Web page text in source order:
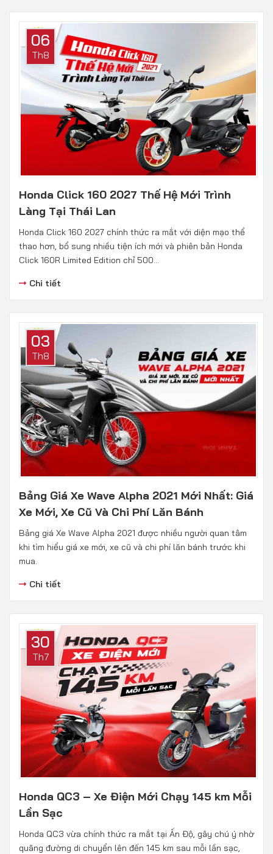
06
Th8
Honda Click 160 2027 Thế Hệ Mới Trình
Làng Tại Thái Lan
Honda Click 160 2027 chính thức ra mắt với diện mạo thể
thao hơn, bổ sung nhiều tiện ích mới và phiên bản Honda
Click 160R Limited Edition chỉ 500...
Chi tiết
03
Th8
Bảng Giá Xe Wave Alpha 2021 Mới Nhất: Giá
Xe Mới, Xe Cũ Và Chi Phí Lăn Bánh
Bảng giá Xe Wave Alpha 2021 được nhiều người quan tâm
khi tìm hiểu giá xe mới, xe cũ và chi phí lăn bánh trước khi
mua.
Chi tiết
30
Th7
Honda QC3 – Xe Điện Mới Chạy 145 km Mỗi
Lần Sạc
Honda QC3 vừa chính thức ra mắt tại Ấn Độ, gây chú ý nhờ
quãng đường di chuyển lên đến 145 km sau mỗi lần sạc,